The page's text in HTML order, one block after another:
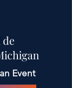
Event